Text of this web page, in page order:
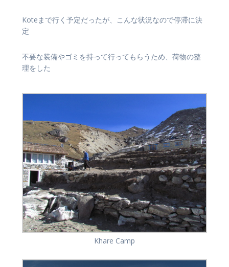
Koteまで行く予定だったが、こんな状況なので停滞に決
定
不要な装備やゴミを持って行ってもらうため、荷物の整
理をした
Khare Camp